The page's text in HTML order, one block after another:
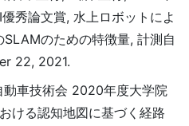
秀論文賞, 水上ロボットによ
のための特徴量, 計測自
22, 2021.
車技術会 2020年度大学院
ける認知地図に基づく経路